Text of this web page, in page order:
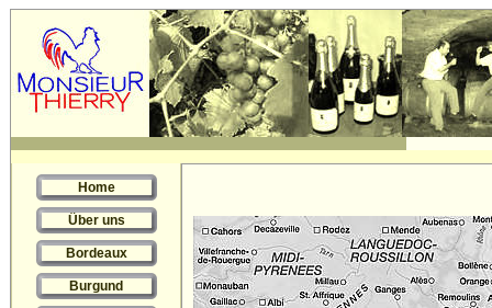
Home
Über uns
Bordeaux
Burgund